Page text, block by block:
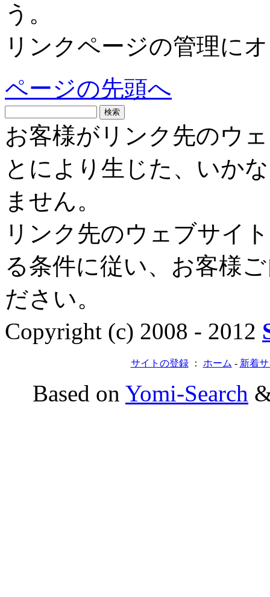
う。
リンクページの管理に
ページの先頭へ
お客様がリンク先のウ
とにより生じた、いか
ません。
リンク先のウェブサイ
る条件に従い、お客様
ださい。
Copyright (c) 2008 - 2012
サイトの登録： ホーム - 新着
Based on Yomi-Search